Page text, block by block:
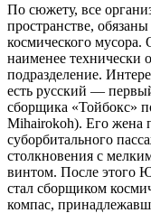
По сюжету, все
пространстве,
космического
наименее технически
подразделение.
есть русский —
сборщика «Тойбокс»
Mihairokoh). Его жена
суборбитального
столкновения с
винтом. После этого
стал сборщиком
компас,